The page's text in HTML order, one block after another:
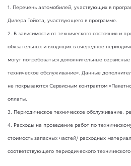
1. Перечень автомобилей, участвующих в
Дилера Тойота, участвующего в программе.
2. В зависимости от технического состояния и
обязательных и входящих в очередное
могут потребоваться дополнительные
техническое обслуживание». Данные
не покрываются Сервисным контрактом
оплаты.
3. Периодическое техническое обслуживание,
4. Расходы на проведение работ по
стоимость запасных частей/ расходных
соответствующего периодического